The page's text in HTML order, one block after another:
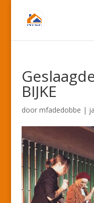
BIJKE
door mfadedobbe |